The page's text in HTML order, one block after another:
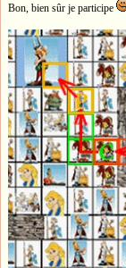
Bon, bien sûr je participe